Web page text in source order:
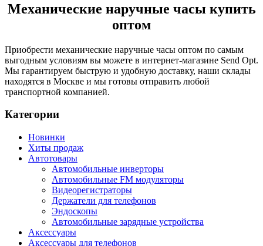
Механические наручные часы купить
оптом
Приобрести механические наручные часы оптом по самым
выгодным условиям вы можете в интернет-магазине Send Opt.
Мы гарантируем быструю и удобную доставку, наши склады
находятся в Москве и мы готовы отправить любой
транспортной компанией.
Категории
Новинки
Хиты продаж
Автотовары
Автомобильные инверторы
Автомобильные FM модуляторы
Видеорегистраторы
Держатели для телефонов
Эндоскопы
Автомобильные зарядные устройства
Аксессуары
Аксессуары для телефонов